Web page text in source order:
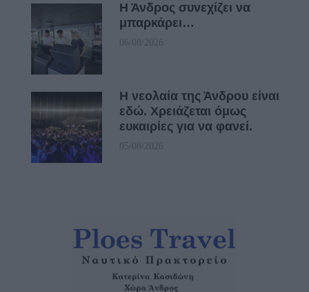
Η Άνδρος συνεχίζει να
μπαρκάρει…
06/08/2026
Η νεολαία της Άνδρου είναι
εδώ. Χρειάζεται όμως
ευκαιρίες για να φανεί.
05/08/2026